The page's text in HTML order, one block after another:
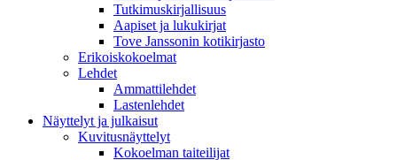
Tutkimuskirjallisuus
Aapiset ja lukukirjat
Tove Janssonin kotikirjasto
Erikoiskokoelmat
Lehdet
Ammattilehdet
Lastenlehdet
Näyttelyt ja julkaisut
Kuvitusnäyttelyt
Kokoelman taiteilijat